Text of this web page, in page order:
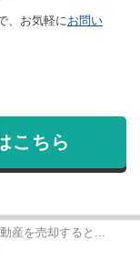
、お気軽にお問い
こちら
産を売却すると...